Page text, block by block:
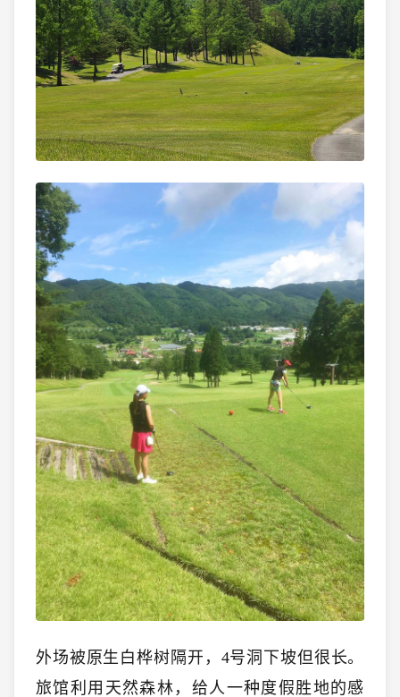
外场被原生白桦树隔开，4号洞下坡但很长。
旅馆利用天然森林，给人一种度假胜地的感